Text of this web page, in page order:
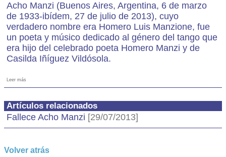
Acho Manzi (Buenos Aires, Argentina, 6 de marzo
de 1933-ibídem, 27 de julio de 2013), cuyo
verdadero nombre era Homero Luis Manzione, fue
un poeta y músico dedicado al género del tango que
era hijo del celebrado poeta Homero Manzi y de
Casilda Iñíguez Vildósola.
Leer más
Artículos relacionados
Fallece Acho Manzi [29/07/2013]
Volver atrás